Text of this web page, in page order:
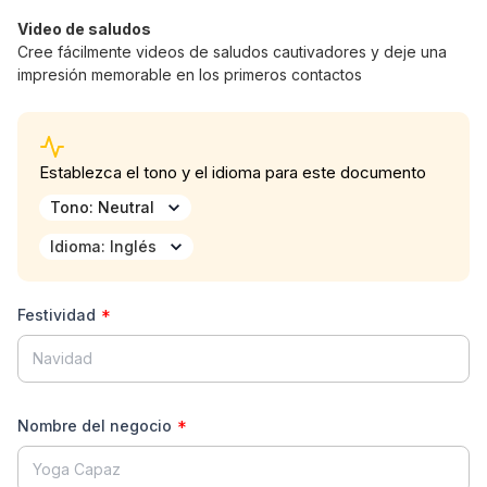
Volver
Mostrar Historial Crear Nuevo
Bienvenido a AI Writer
Escribe lo que tienes en mente o selecciona
una plantilla para empezar.
Video de saludos
Cree fácilmente videos de saludos cautivadores y deje una
impresión memorable en los primeros contactos
Establezca el tono y el idioma para este documento
Tono: Neutral
Idioma: Inglés
Festividad *
Nombre del negocio *